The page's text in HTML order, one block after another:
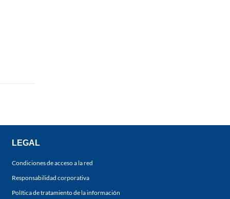
LEGAL
Condiciones de acceso a la red
Responsabilidad corporativa
Política de tratamiento de la información